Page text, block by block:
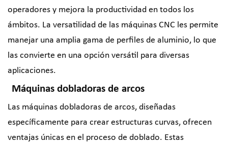
operadores y mejora la productividad en todos los
ámbitos. La versatilidad de las máquinas CNC les permite
manejar una amplia gama de perfiles de aluminio, lo que
las convierte en una opción versátil para diversas
aplicaciones.
Máquinas dobladoras de arcos
Las máquinas dobladoras de arcos, diseñadas
específicamente para crear estructuras curvas, ofrecen
ventajas únicas en el proceso de doblado. Estas